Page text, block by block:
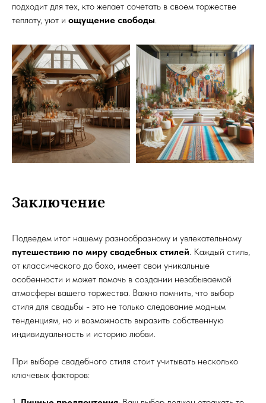
подходит для тех, кто желает сочетать в своем торжестве
теплоту, уют и ощущение свободы.
Заключение
Подведем итог нашему разнообразному и увлекательному
путешествию по миру свадебных стилей. Каждый стиль,
от классического до бохо, имеет свои уникальные
особенности и может помочь в создании незабываемой
атмосферы вашего торжества. Важно помнить, что выбор
стиля для свадьбы - это не только следование модным
тенденциям, но и возможность выразить собственную
индивидуальность и историю любви.
При выборе свадебного стиля стоит учитывать несколько
ключевых факторов: